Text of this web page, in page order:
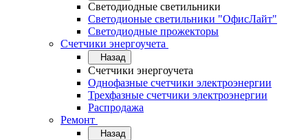
Светодиодные светильники
Светодионые светильники "ОфисЛайт"
Светодиодные прожекторы
Счетчики энергоучета
Назад
Счетчики энергоучета
Однофазные счетчики электроэнергии
Трехфазные счетчики электроэнергии
Распродажа
Ремонт
Назад